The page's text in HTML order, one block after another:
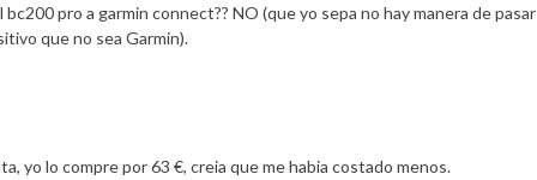
pro a garmin connect?? NO (que yo sepa no hay manera de pasar
que no sea Garmin).
yo lo compre por 63 €, creia que me habia costado menos.